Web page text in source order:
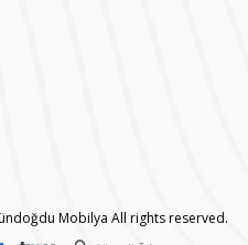
Mobilya All rights reserved.